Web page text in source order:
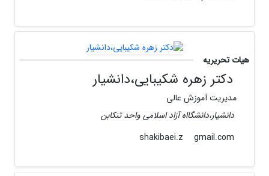
هیات تحریریه
دکتر زهره شکیبایی،دانشیار
مدیریت آموزش عالی
دانشیار،دانشگااه آزاد اسلامی واحد تنکابن
gmail.com